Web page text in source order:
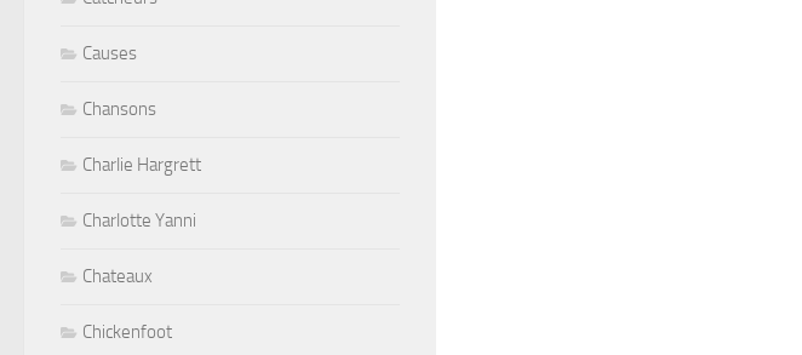
Causes
Chansons
Charlie Hargrett
Charlotte Yanni
Chateaux
Chickenfoot